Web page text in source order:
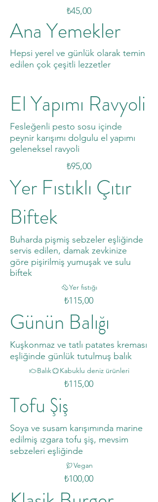
₺45,00
Ana Yemekler
Hepsi yerel ve günlük olarak temin
edilen çok çeşitli lezzetler
El Yapımı Ravyoli
Fesleğenli pesto sosu içinde
peynir karışımı dolgulu el yapımı
geleneksel ravyoli
₺95,00
Yer Fıstıklı Çıtır
Biftek
Buharda pişmiş sebzeler eşliğinde
servis edilen, damak zevkinize
göre pişirilmiş yumuşak ve sulu
biftek
₺115,00
Yer fıstığı
Günün Balığı
Kuşkonmaz ve tatlı patates kreması
eşliğinde günlük tutulmuş balık
₺115,00
Balık Kabuklu deniz ürünleri
Tofu Şiş
Soya ve susam karışımında marine
edilmiş ızgara tofu şiş, mevsim
sebzeleri eşliğinde
₺100,00
Vegan